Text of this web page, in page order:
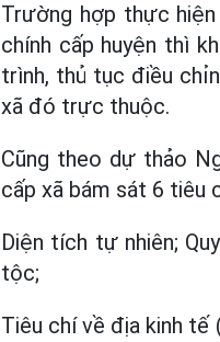
Trường hợp thực
chính cấp huyện thì
trình, thủ tục điều
xã đó trực thuộc.
Cũng theo dự thảo
cấp xã bám sát 6 tiêu
Diện tích tự nhiên;
tộc;
Tiêu chí về địa kinh